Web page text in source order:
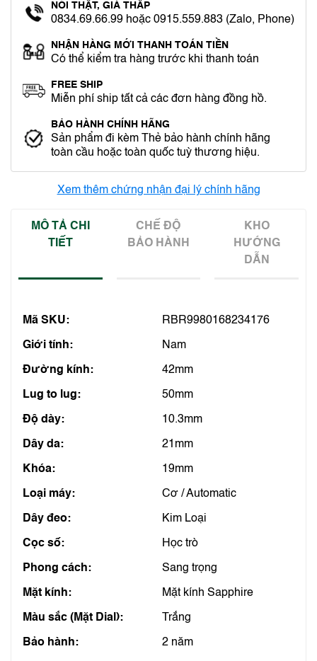
NÓI THẬT, GIÁ THẤP
0834.69.66.99 hoặc 0915.559.883 (Zalo, Phone)
NHẬN HÀNG MỚI THANH TOÁN TIỀN
Có thể kiểm tra hàng trước khi thanh toán
FREE SHIP
Miễn phí ship tất cả các đơn hàng đồng hồ.
BẢO HÀNH CHÍNH HÃNG
Sản phẩm đi kèm Thẻ bảo hành chính hãng
toàn cầu hoặc toàn quốc tuỳ thương hiệu.
Xem thêm chứng nhận đại lý chính hãng
MÔ TẢ CHI
TIẾT
CHẾ ĐỘ
BẢO HÀNH
KHO
HƯỚNG
DẪN
Mã SKU: RBR9980168234176
Giới tính: Nam
Đường kính: 42mm
Lug to lug: 50mm
Độ dày: 10.3mm
Dây da: 21mm
Khóa: 19mm
Loại máy: Cơ / Automatic
Dây đeo: Kim Loại
Cọc số: Học trò
Phong cách: Sang trọng
Mặt kính: Mặt kính Sapphire
Màu sắc (Mặt Dial): Trắng
Bảo hành: 2 năm